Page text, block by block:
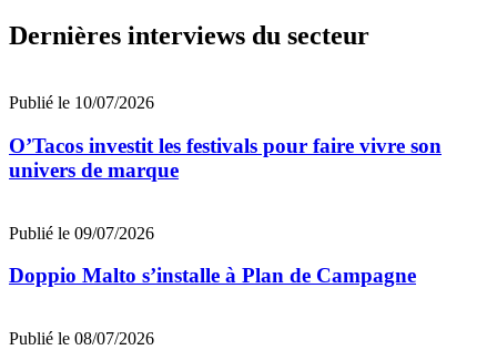
Dernières interviews du secteur
Publié le 10/07/2026
O’Tacos investit les festivals pour faire vivre son
univers de marque
Publié le 09/07/2026
Doppio Malto s’installe à Plan de Campagne
Publié le 08/07/2026